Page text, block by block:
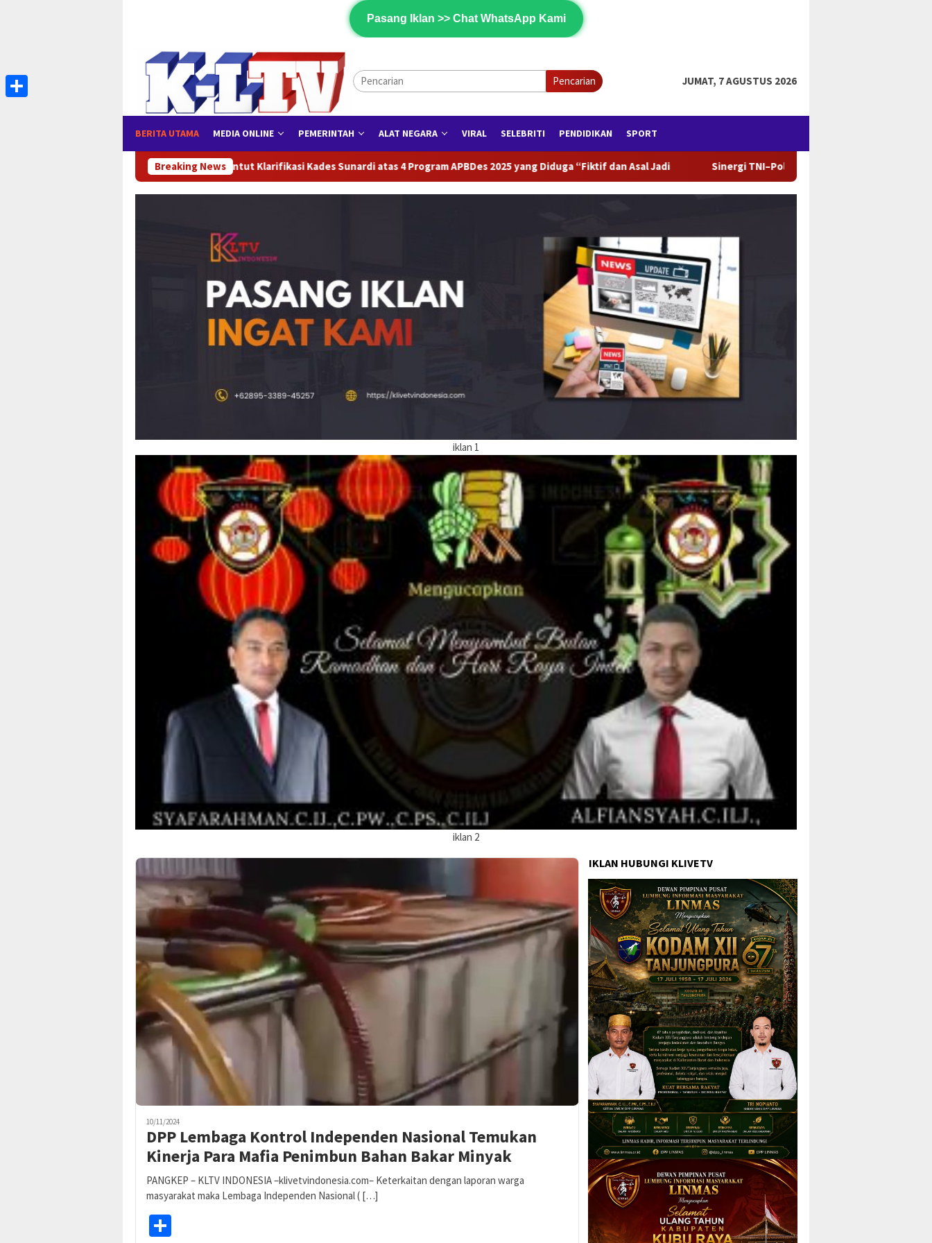
Pasang Iklan >> Chat WhatsApp Kami
Pencarian JUMAT, 7 AGUSTUS 2026
BERITA UTAMA MEDIA ONLINE PEMERINTAH ALAT NEGARA VIRAL SELEBRITI PENDIDIKAN SPORT
Breaking News
Tuntut Klarifikasi Kades Sunardi atas 4 Program APBDes 2025 yang Diduga “Fiktif dan Asal Jadi Sinergi TNI–Polri dan Dunia Pendidikan, Integrasi Bhakti Akademi TNI dan Akpol
iklan 1
iklan 2
10/11/2024
DPP Lembaga Kontrol Independen Nasional Temukan
Kinerja Para Mafia Penimbun Bahan Bakar Minyak
PANGKEP – KLTV INDONESIA –klivetvindonesia.com– Keterkaitan dengan laporan warga
masyarakat maka Lembaga Independen Nasional ( […]
IKLAN HUBUNGI KLIVETV